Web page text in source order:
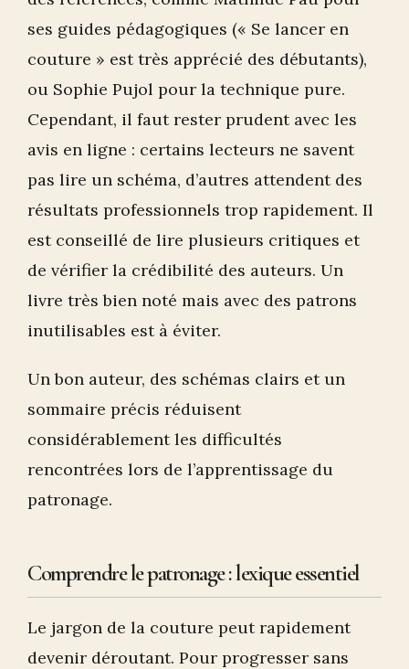
ses guides pédagogiques (« Se lancer en
couture » est très apprécié des débutants),
ou Sophie Pujol pour la technique pure.
Cependant, il faut rester prudent avec les
avis en ligne : certains lecteurs ne savent
pas lire un schéma, d’autres attendent des
résultats professionnels trop rapidement. Il
est conseillé de lire plusieurs critiques et
de vérifier la crédibilité des auteurs. Un
livre très bien noté mais avec des patrons
inutilisables est à éviter.
Un bon auteur, des schémas clairs et un
sommaire précis réduisent
considérablement les difficultés
rencontrées lors de l’apprentissage du
patronage.
Comprendre le patronage : lexique essentiel
Le jargon de la couture peut rapidement
devenir déroutant. Pour progresser sans